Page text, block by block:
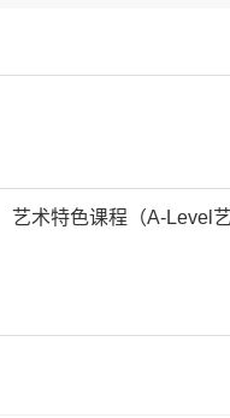
术特色课程（A-Level